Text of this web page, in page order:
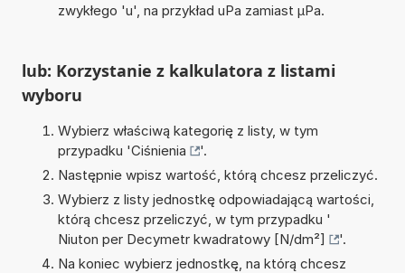
zwykłego 'u', na przykład uPa zamiast µPa.
lub: Korzystanie z kalkulatora z listami
wyboru
Wybierz właściwą kategorię z listy, w tym
przypadku 'Ciśnienia
'.
Następnie wpisz wartość, którą chcesz przeliczyć.
Wybierz z listy jednostkę odpowiadającą wartości,
którą chcesz przeliczyć, w tym przypadku '
Niuton per Decymetr kwadratowy [N/dm²]
'.
Na koniec wybierz jednostkę, na którą chcesz